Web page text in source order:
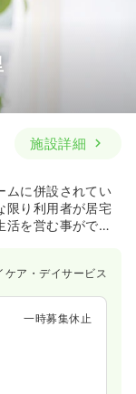
施設詳細
ムに併設されてい
限り利用者が居宅
活を営む事ができ
ケア・デイサービス
一時募集休止